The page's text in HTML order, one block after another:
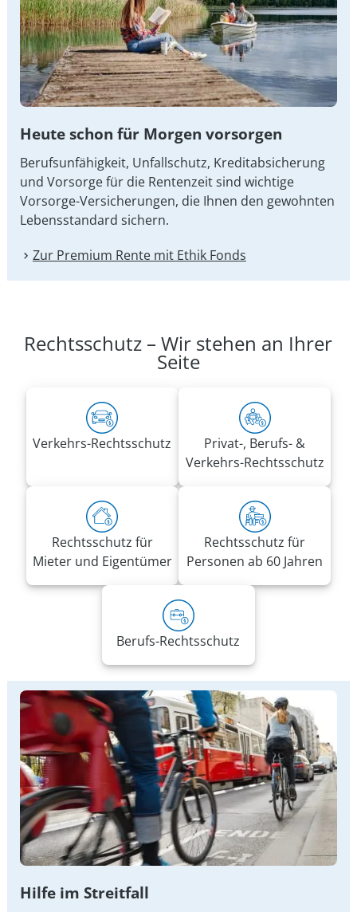
Heute schon für Morgen vorsorgen
Berufsunfähigkeit, Unfallschutz, Kreditabsicherung
und Vorsorge für die Rentenzeit sind wichtige
Vorsorge-Versicherungen, die Ihnen den gewohnten
Lebensstandard sichern.
Zur Premium Rente mit Ethik Fonds
Rechtsschutz – Wir stehen an Ihrer
Seite
Verkehrs-Rechtsschutz
Privat-, Berufs- &
Verkehrs-Rechtsschutz
Rechtsschutz für
Mieter und Eigentümer
Rechtsschutz für
Personen ab 60 Jahren
Berufs-Rechtsschutz
Hilfe im Streitfall